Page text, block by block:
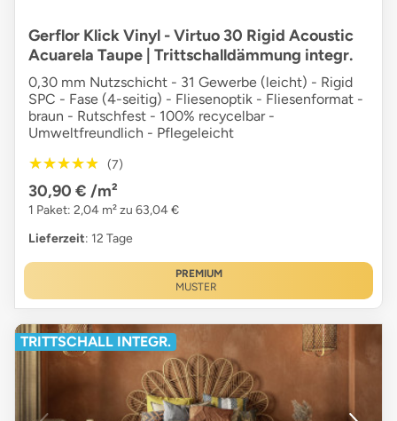
Gerflor Klick Vinyl - Virtuo 30 Rigid Acoustic
Acuarela Taupe | Trittschalldämmung integr.
0,30 mm Nutzschicht - 31 Gewerbe (leicht) - Rigid
SPC - Fase (4-seitig) - Fliesenoptik - Fliesenformat -
braun - Rutschfest - 100% recycelbar -
Umweltfreundlich - Pflegeleicht
★★★★★
★★★★★ (7)
30,90 € /m²
1 Paket: 2,04 m² zu 63,04 €
Lieferzeit: 12 Tage
PREMIUM
MUSTER
TRITTSCHALL INTEGR.